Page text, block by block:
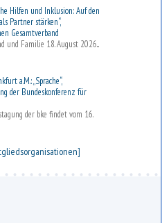
Hilfen und Inklusion: Auf den
Partner stärken“,
Gesamtverband
und Familie 18. August 2026...
a.M.: „Sprache“,
der Bundeskonferenz für
der bke findet vom 16.